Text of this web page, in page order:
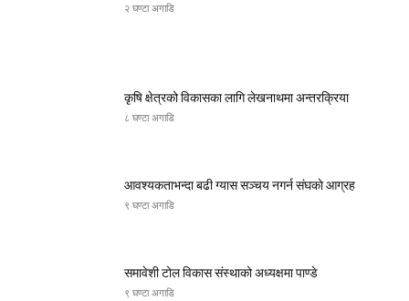
२ घण्टा अगाडि
कृषि क्षेत्रको विकासका लागि लेखनाथमा अन्तरक्रिया
८ घण्टा अगाडि
आवश्यकताभन्दा बढी ग्यास सञ्चय नगर्न संघकाे आग्रह
९ घण्टा अगाडि
समावेशी टोल विकास संस्थाको अध्यक्षमा पाण्डे
९ घण्टा अगाडि